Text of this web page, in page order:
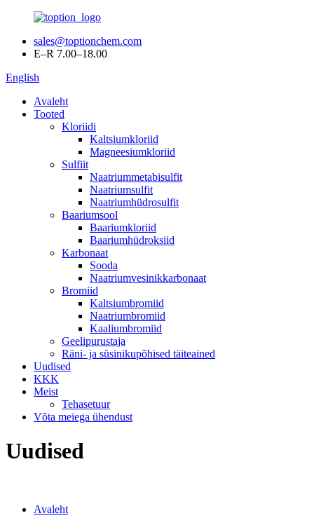
sales@toptionchem.com
E–R 7.00–18.00
English
Avaleht
Tooted
Kloriidi
Kaltsiumkloriid
Magneesiumkloriid
Sulfiit
Naatriummetabisulfit
Naatriumsulfit
Naatriumhüdrosulfit
Baariumsool
Baariumkloriid
Baariumhüdroksiid
Karbonaat
Sooda
Naatriumvesinikkarbonaat
Bromiid
Kaltsiumbromiid
Naatriumbromiid
Kaaliumbromiid
Geelipurustaja
Räni- ja süsinikupõhised täiteained
Uudised
KKK
Meist
Tehasetuur
Võta meiega ühendust
Uudised
Avaleht